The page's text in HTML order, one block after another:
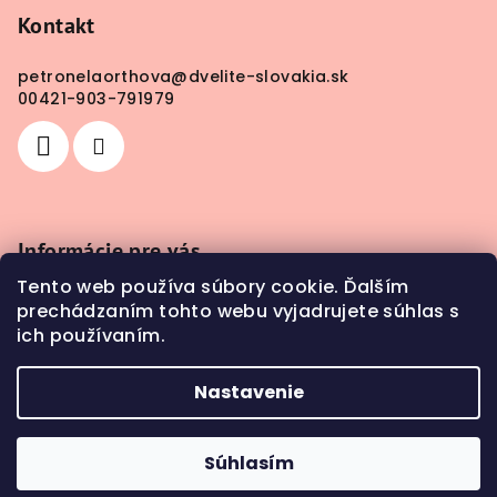
Tento web používa súbory cookie. Ďalším
prechádzaním tohto webu vyjadrujete súhlas s
ich používaním.
Nastavenie
Súhlasím
Kontakt
petronelaorthova@dvelite-slovakia.sk
00421-903-791979
Informácie pre vás
Obchodné podmienky
Doprava a platba
Vytvoril Shoptet